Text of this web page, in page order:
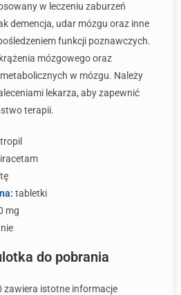
w leczeniu zaburzeń
demencja, udar mózgu oraz inne
funkcji poznawczych.
mózgowego oraz
w mózgu. Należy
lekarza, aby zapewnić
terapii.
tabletki
mg
do pobrania
zawiera istotne informacje